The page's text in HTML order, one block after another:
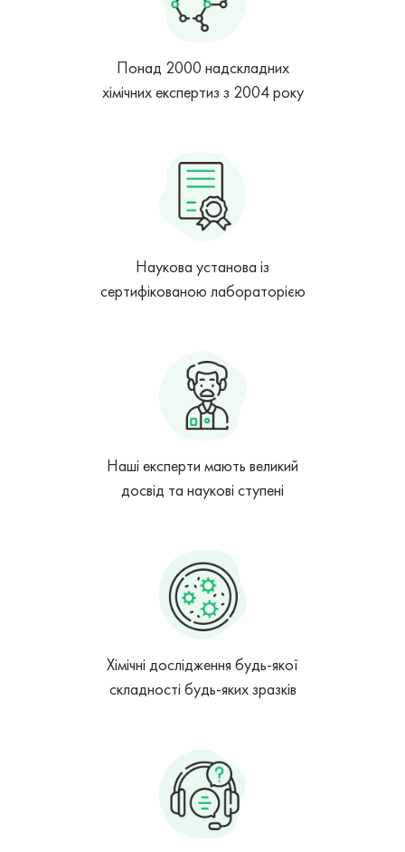
Понад 2000 надскладних
хімічних експертиз з 2004 року
Наукова установа із
сертифікованою лабораторією
Наші експерти мають великий
досвід та наукові ступені
Хімічні дослідження будь-якої
складності будь-яких зразків